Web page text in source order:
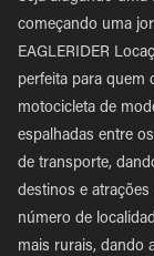
começando uma
EAGLERIDER
perfeita para quem
motocicleta de
espalhadas entre
de transporte,
destinos e
número de
mais rurais, dando